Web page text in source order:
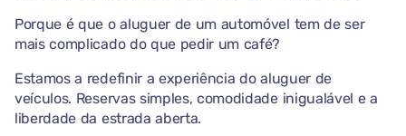
Porque é que o aluguer de um automóvel tem de ser
mais complicado do que pedir um café?
Estamos a redefinir a experiência do aluguer de
veículos. Reservas simples, comodidade inigualável e a
liberdade da estrada aberta.